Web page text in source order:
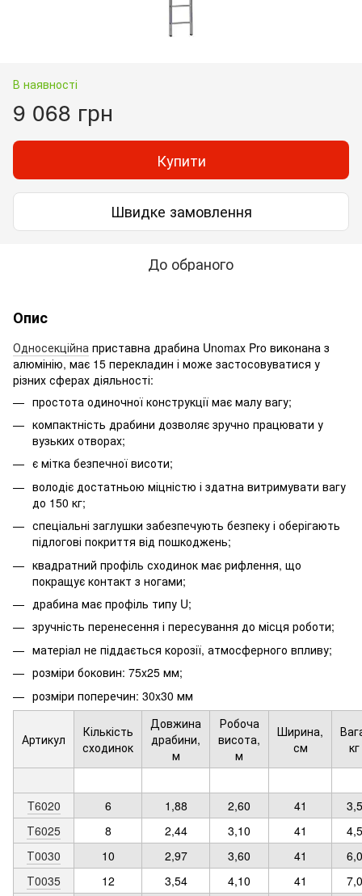
В наявності
9 068 грн
Купити
Швидке замовлення
До обраного
Опис
Односекційна приставна драбина Unomax Pro виконана з
алюмінію, має 15 перекладин і може застосовуватися у
різних сферах діяльності:
простота одиночної конструкції має малу вагу;
компактність драбини дозволяє зручно працювати у
вузьких отворах;
є мітка безпечної висоти;
володіє достатньою міцністю і здатна витримувати вагу
до 150 кг;
спеціальні заглушки забезпечують безпеку і оберігають
підлогові покриття від пошкоджень;
квадратний профіль сходинок має рифлення, що
покращує контакт з ногами;
драбина має профіль типу U;
зручність перенесення і пересування до місця роботи;
матеріал не піддається корозії, атмосферного впливу;
розміри боковин: 75x25 мм;
розміри поперечин: 30x30 мм
Артикул
Кількість
сходинок
Довжина
драбини,
м
Робоча
висота,
м
Ширина,
см
кг
T6020 6 1,88 2,60 41
3,5
Т6025
8 2,44 3,10 41
4,5
Т0030
10 2,97 3,60 41
6,0
Т0035
12 3,54 4,10 41
7,0